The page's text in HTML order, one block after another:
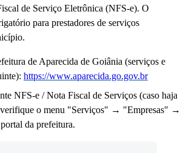
de Serviço Eletrônica (NFS-e). O
para prestadores de serviços
de Aparecida de Goiânia (serviços e
https://www.aparecida.go.gov.br
NFS-e / Nota Fiscal de Serviços (caso haja
verifique o menu "Serviços" → "Empresas" →
da prefeitura.